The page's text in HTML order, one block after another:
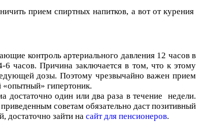
прием спиртных напитков, а вот от курения
контроль артериального давления 12 часов в
часов. Причина заключается в том, что к этому
дозы. Поэтому чрезвычайно важен прием
«опытный» гипертоник.
достаточно один или два раза в течение недели.
советам обязательно даст позитивный
достаточно зайти на сайт для пенсионеров.